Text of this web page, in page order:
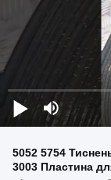
5052 5754
3003 Пластина